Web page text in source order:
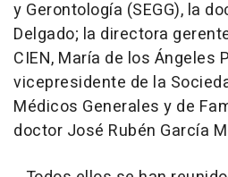
y Gerontología (SEGG), la
Delgado; la directora
CIEN, María de los Ángeles
vicepresidente de la
Médicos Generales y de
doctor José Rubén García